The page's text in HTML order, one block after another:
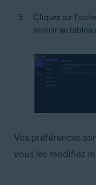
Cliquez sur
revenir au
Vos préférences
vous les modifiez